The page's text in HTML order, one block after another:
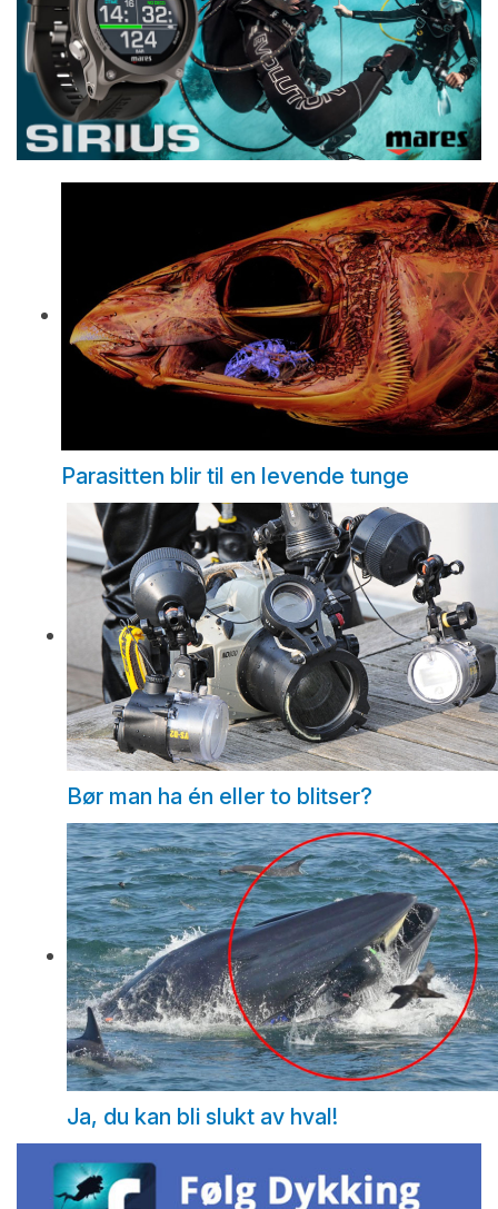
Parasitten blir til en levende tunge
Bør man ha én eller to blitser?
Ja, du kan bli slukt av hval!